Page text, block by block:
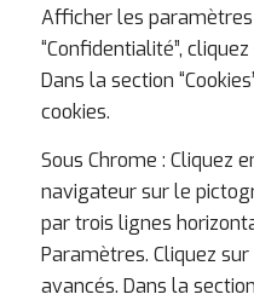
Afficher les
“Confidentialité”,
Dans la section
cookies.
Sous Chrome : Cliquez
navigateur sur le
par trois lignes
Paramètres. Cliquez
avancés. Dans la